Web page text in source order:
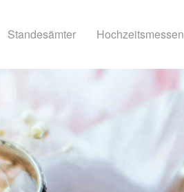
Standesämter Hochzeitsmessen